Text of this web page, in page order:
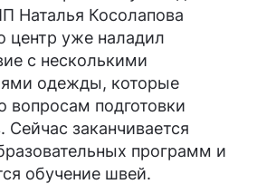
Наталья Косолапова
центр уже наладил
с несколькими
одежды, которые
вопросам подготовки
Сейчас заканчивается
программ и
обучение швей.